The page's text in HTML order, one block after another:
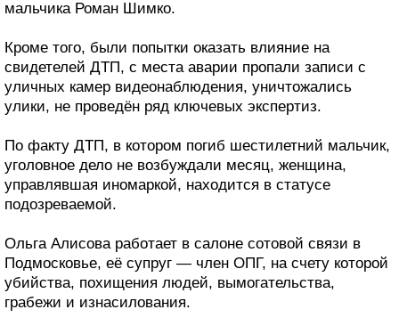
мальчика Роман Шимко.
Кроме того, были попытки оказать влияние на
свидетелей ДТП, с места аварии пропали записи с
уличных камер видеонаблюдения, уничтожались
улики, не проведён ряд ключевых экспертиз.
По факту ДТП, в котором погиб шестилетний мальчик,
уголовное дело не возбуждали месяц, женщина,
управлявшая иномаркой, находится в статусе
подозреваемой.
Ольга Алисова работает в салоне сотовой связи в
Подмосковье, её супруг — член ОПГ, на счету которой
убийства, похищения людей, вымогательства,
грабежи и изнасилования.